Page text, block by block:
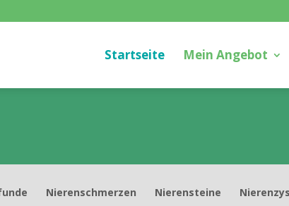
Startseite Mein Angebot
Nierenschmerzen Nierensteine